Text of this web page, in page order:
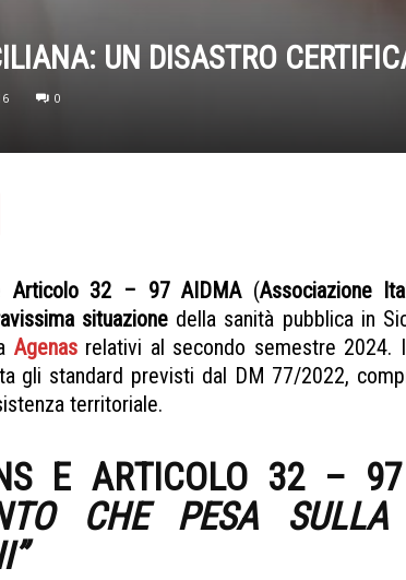
UN DISASTRO
0
Articolo 32 – 97 AIDMA(Associazione
situazionedella sanità pubblica in
Agenasrelativi al secondo semestre 2024.
gli standard previsti dal DM 77/2022,
territoriale.
E ARTICOLO 32 –
CHE PESA